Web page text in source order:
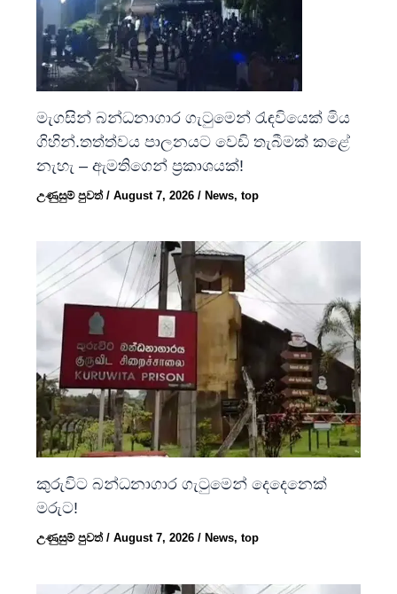
මැගසින් බන්ධනාගාර ගැටුමෙන් රැඳවියෙක් මිය
ගිහින්.තත්ත්වය පාලනයට වෙඩි තැබීමක් කළේ
නැහැ – ඇමතිගෙන් ප්‍රකාශයක්!
උණුසුම් පුවත්/August 7, 2026/ News,top
කුරුවිට බන්ධනාගාර ගැටුමෙන් දෙදෙනෙක්
මරුට!
උණුසුම් පුවත්/August 7, 2026/ News,top